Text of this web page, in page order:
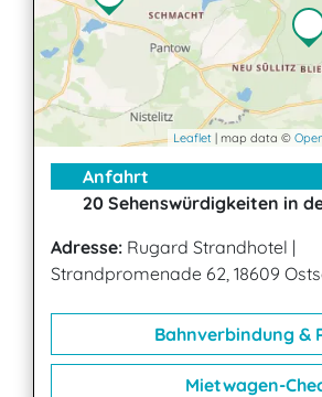
Leaflet | map data ©
Anfahrt
20 Sehenswürdigkeiten in
Adresse: Rugard Strandhotel |
Strandpromenade 62, 18609
Bahnverbindung &
Mietwagen-